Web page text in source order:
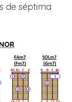
de séptima